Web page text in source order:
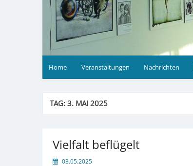
Home Veranstaltungen Nachrichten
TAG:3. MAI 2025
Vielfalt beflügelt
03.05.2025